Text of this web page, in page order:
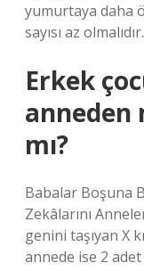
yumurtaya daha
sayısı az olmalıdır.
Erkek
anneden
mı?
Babalar Boşuna
Zekâlarını
genini taşıyan X
annede ise 2